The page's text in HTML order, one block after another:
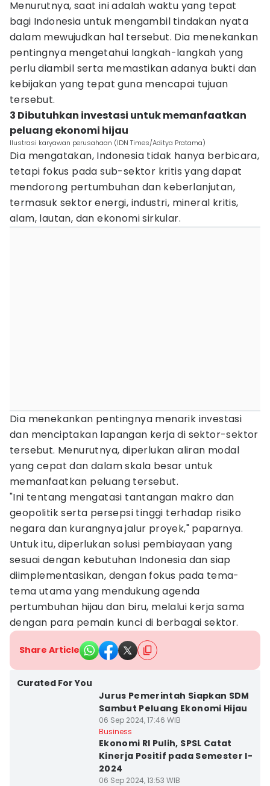
Menurutnya, saat ini adalah waktu yang tepat
bagi Indonesia untuk mengambil tindakan nyata
dalam mewujudkan hal tersebut. Dia menekankan
pentingnya mengetahui langkah-langkah yang
perlu diambil serta memastikan adanya bukti dan
kebijakan yang tepat guna mencapai tujuan
tersebut.
3 Dibutuhkan investasi untuk memanfaatkan
peluang ekonomi hijau
Ilustrasi karyawan perusahaan (IDN Times/Aditya Pratama)
Dia mengatakan, Indonesia tidak hanya berbicara,
tetapi fokus pada sub-sektor kritis yang dapat
mendorong pertumbuhan dan keberlanjutan,
termasuk sektor energi, industri, mineral kritis,
alam, lautan, dan ekonomi sirkular.
Dia menekankan pentingnya menarik investasi
dan menciptakan lapangan kerja di sektor-sektor
tersebut. Menurutnya, diperlukan aliran modal
yang cepat dan dalam skala besar untuk
memanfaatkan peluang tersebut.
"Ini tentang mengatasi tantangan makro dan
geopolitik serta persepsi tinggi terhadap risiko
negara dan kurangnya jalur proyek," paparnya.
Untuk itu, diperlukan solusi pembiayaan yang
sesuai dengan kebutuhan Indonesia dan siap
diimplementasikan, dengan fokus pada tema-
tema utama yang mendukung agenda
pertumbuhan hijau dan biru, melalui kerja sama
dengan para pemain kunci di berbagai sektor.
Share Article
Curated For You
Jurus Pemerintah Siapkan SDM
Sambut Peluang Ekonomi Hijau
06 Sep 2024, 17:46 WIB
Business
Ekonomi RI Pulih, SPSL Catat
Kinerja Positif pada Semester I-
2024
06 Sep 2024, 13:53 WIB